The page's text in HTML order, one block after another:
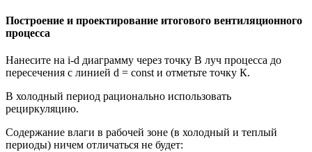
Построение и проектирование итогового вентиляционного
процесса
Нанесите на i-d диаграмму через точку В луч процесса до
пересечения с линией d = const и отметьте точку К.
В холодный период рационально использовать
рециркуляцию.
Содержание влаги в рабочей зоне (в холодный и теплый
периоды) ничем отличаться не будет: